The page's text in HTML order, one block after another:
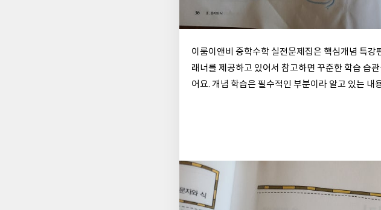
이룸이앤비 중학수학 실전문제집은 핵심개념 특
래너를 제공하고 있어서 참고하면 꾸준한 학습 습
어요. 개념 학습은 필수적인 부분이라 알고 있는 내